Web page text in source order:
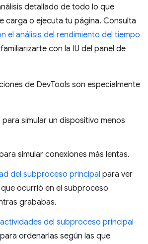
detallado de todo lo que
carga o ejecuta tu página. Consulta
el análisis del rendimiento del tiempo
con la IU del panel de
de DevTools son especialmente
para simular un dispositivo menos
simular conexiones más lentas.
del subproceso principal para ver
ocurrió en el subproceso
grababas.
del subproceso principal
para ordenarlas según las que